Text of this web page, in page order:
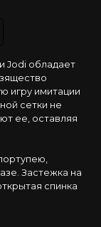
Jodi обладает
игру имитации
сетки не
ее, оставляя
Застежка на
спинка
доступ,